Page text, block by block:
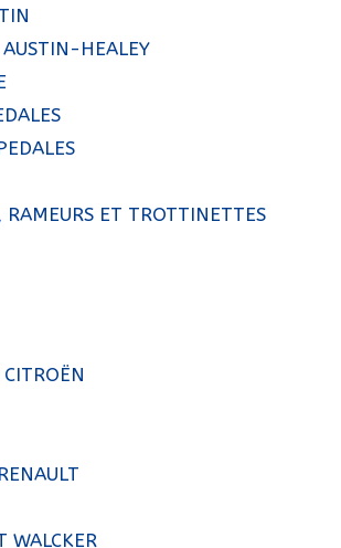
HEALEY
RAMEURS ET TROTTINETTES
WALCKER